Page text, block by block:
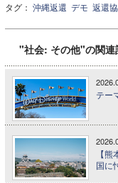
タグ： 沖縄返還 デモ 返還
"社会: その他"の関連
テー
【
国に